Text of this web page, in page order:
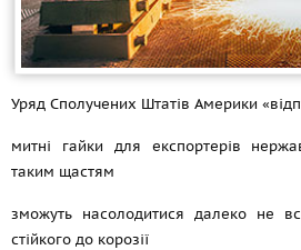
Уряд Сполучених Штатів Америки
митні гайки для експортерів
таким щастям
зможуть насолодитися далеко не
стійкого до корозії